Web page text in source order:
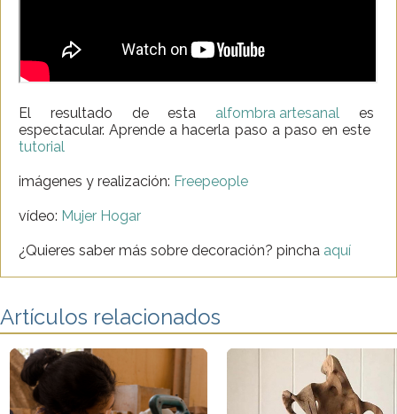
El resultado de esta alfombra artesanal es
espectacular. Aprende a hacerla paso a paso en este
tutorial
imágenes y realización: Freepeople
vídeo: Mujer Hogar
¿Quieres saber más sobre decoración? pincha aquí
Artículos relacionados